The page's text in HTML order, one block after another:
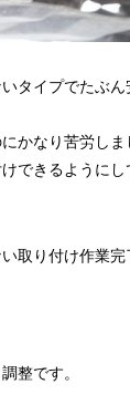
タイプでたぶん
かなり苦労しま
できるようにし
取り付け作業完
整です。